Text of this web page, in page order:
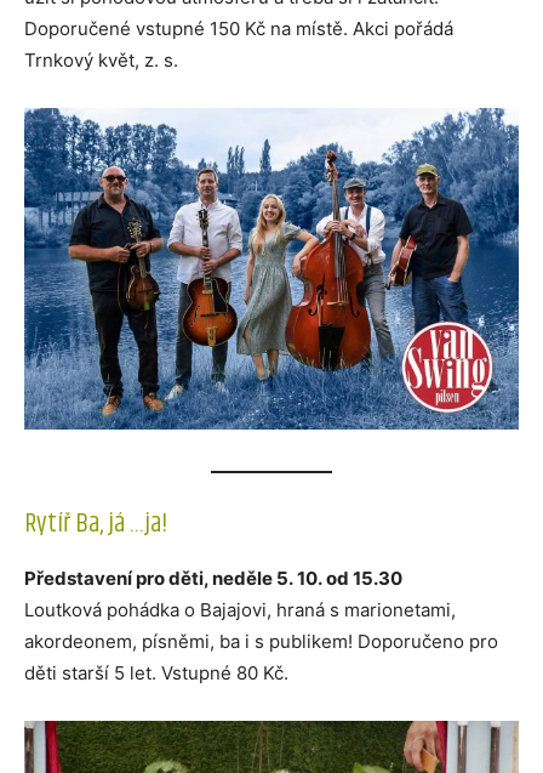
Doporučené vstupné 150 Kč na místě. Akci pořádá
Trnkový květ, z. s.
Rytíř Ba, já …ja!
Představení pro děti, neděle 5. 10. od 15.30
Loutková pohádka o Bajajovi, hraná s marionetami,
akordeonem, písněmi, ba i s publikem! Doporučeno pro
děti starší 5 let. Vstupné 80 Kč.